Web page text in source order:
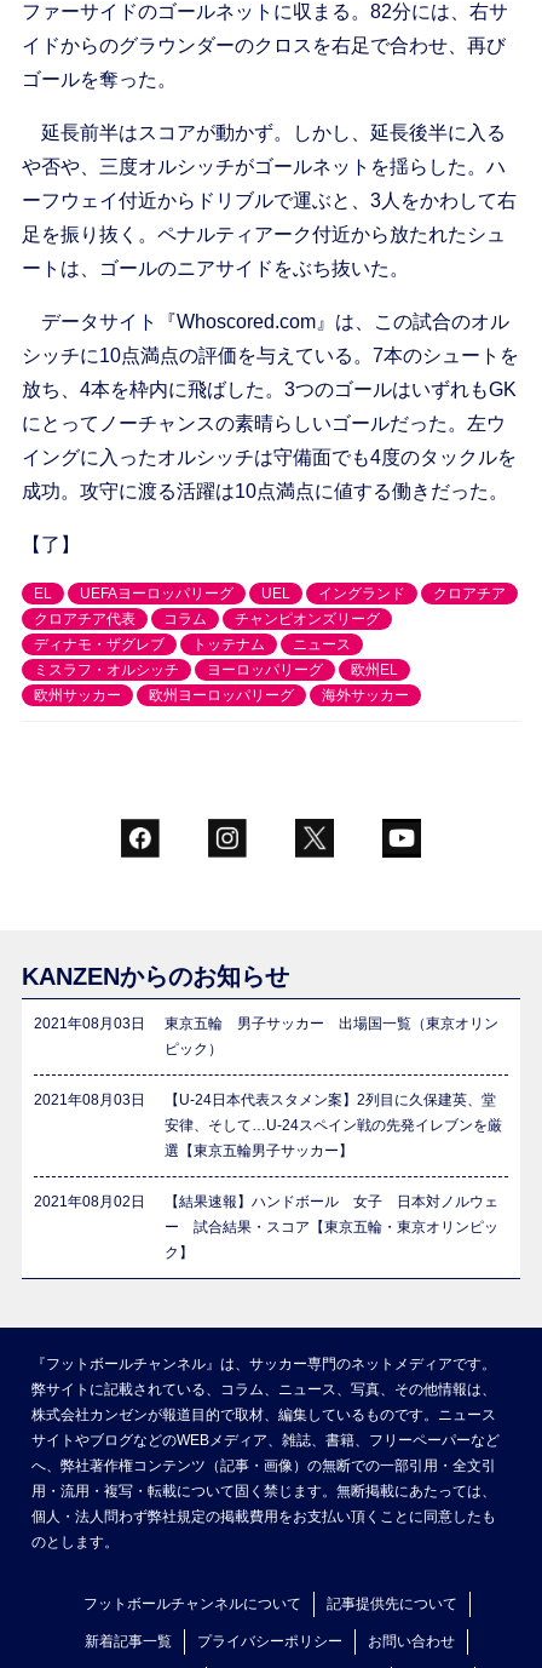
ファーサイドのゴールネットに収まる。82分には、右サ
イドからのグラウンダーのクロスを右足で合わせ、再び
ゴールを奪った。
延長前半はスコアが動かず。しかし、延長後半に入る
や否や、三度オルシッチがゴールネットを揺らした。ハ
ーフウェイ付近からドリブルで運ぶと、3人をかわして右
足を振り抜く。ペナルティアーク付近から放たれたシュ
ートは、ゴールのニアサイドをぶち抜いた。
データサイト『Whoscored.com』は、この試合のオル
シッチに10点満点の評価を与えている。7本のシュートを
放ち、4本を枠内に飛ばした。3つのゴールはいずれもGK
にとってノーチャンスの素晴らしいゴールだった。左ウ
イングに入ったオルシッチは守備面でも4度のタックルを
成功。攻守に渡る活躍は10点満点に値する働きだった。
【了】
EL UEFAヨーロッパリーグ UEL イングランド
クロアチア
クロアチア代表
コラム
チャンピオンズリーグ
ディナモ・ザグレブ
トッテナム
ニュース
ミスラフ・オルシッチ
ヨーロッパリーグ
欧州EL
欧州サッカー
欧州ヨーロッパリーグ 海外サッカー
KANZENからのお知らせ
2021年08月03日
東京五輪 男子サッカー 出場国一覧（東京オリン
ピック）
2021年08月03日
【U-24日本代表スタメン案】2列目に久保建英、堂
安律、そして…U-24スペイン戦の先発イレブンを厳
選【東京五輪男子サッカー】
2021年08月02日
【結果速報】ハンドボール 女子 日本対ノルウェ
ー 試合結果・スコア【東京五輪・東京オリンピッ
ク】
『フットボールチャンネル』は、サッカー専門のネットメディアです。
弊サイトに記載されている、コラム、ニュース、写真、その他情報は、
株式会社カンゼンが報道目的で取材、編集しているものです。ニュース
サイトやブログなどのWEBメディア、雑誌、書籍、フリーペーパーなど
へ、弊社著作権コンテンツ（記事・画像）の無断での一部引用・全文引
用・流用・複写・転載について固く禁じます。無断掲載にあたっては、
個人・法人問わず弊社規定の掲載費用をお支払い頂くことに同意したも
のとします。
フットボールチャンネルについて 記事提供先について
新着記事一覧 プライバシーポリシー お問い合わせ